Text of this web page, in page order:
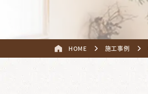
HOME 施工事例